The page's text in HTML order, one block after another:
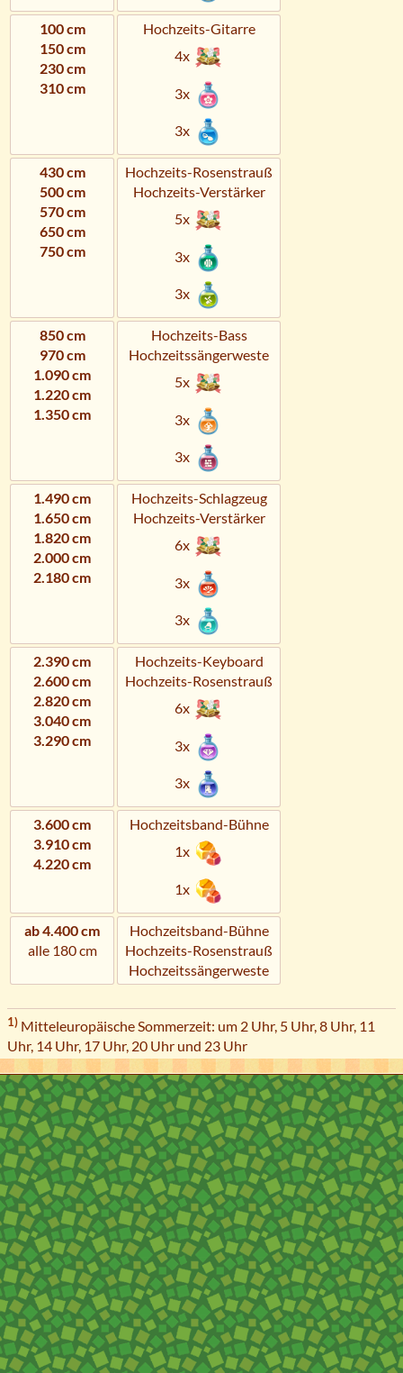
100 cm
150 cm
230 cm
310 cm
Hochzeits-Gitarre
4x
3x
3x
430 cm
500 cm
570 cm
650 cm
750 cm
Hochzeits-Rosenstrauß
Hochzeits-Verstärker
5x
3x
3x
850 cm
970 cm
1.090 cm
1.220 cm
1.350 cm
Hochzeits-Bass
Hochzeitssängerweste
5x
3x
3x
1.490 cm
1.650 cm
1.820 cm
2.000 cm
2.180 cm
Hochzeits-Schlagzeug
Hochzeits-Verstärker
6x
3x
3x
2.390 cm
2.600 cm
2.820 cm
3.040 cm
3.290 cm
Hochzeits-Keyboard
Hochzeits-Rosenstrauß
6x
3x
3x
3.600 cm
3.910 cm
4.220 cm
Hochzeitsband-Bühne
1x
1x
ab 4.400 cm
alle 180 cm
Hochzeitsband-Bühne
Hochzeits-Rosenstrauß
Hochzeitssängerweste
1) Mitteleuropäische Sommerzeit: um 2 Uhr, 5 Uhr, 8 Uhr, 11
Uhr, 14 Uhr, 17 Uhr, 20 Uhr und 23 Uhr